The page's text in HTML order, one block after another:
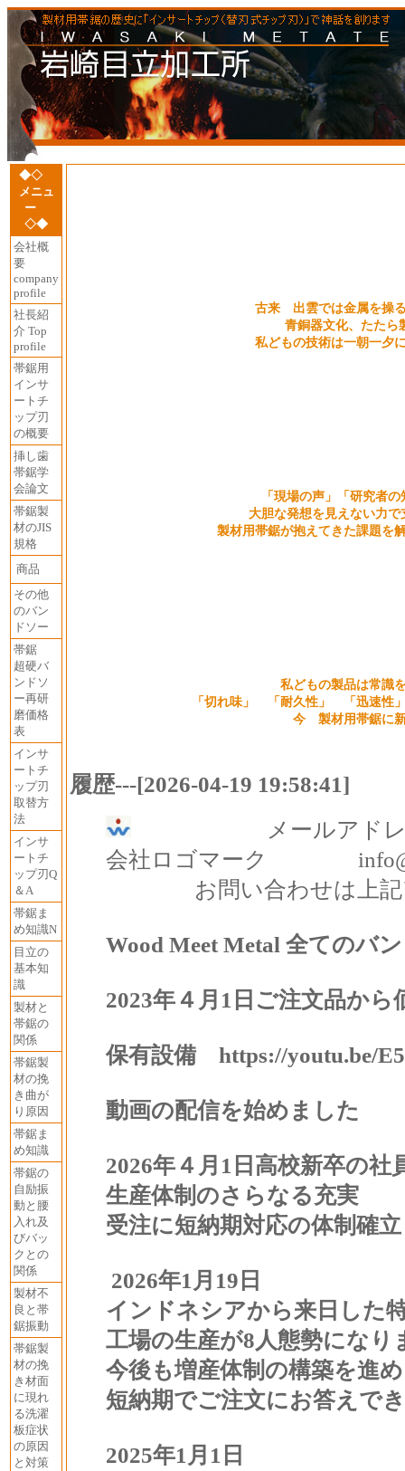
◆◇
メニュ
ー
◇◆
会社概
要
company
profile
社長紹
介 Top
profile
帯鋸用
インサ
ートチ
ップ刃
の概要
挿し歯
帯鋸学
会論文
帯鋸製
材のJIS
規格
商品
その他
のバン
ドソー
帯鋸
超硬バ
ンドソ
ー再研
磨価格
表
インサ
ートチ
ップ刃
取替方
法
インサ
ートチ
ップ刃Q
＆A
帯鋸ま
め知識N
目立の
基本知
識
製材と
帯鋸の
関係
帯鋸製
材の挽
き曲が
り原因
帯鋸ま
め知識
帯鋸の
自励振
動と腰
入れ及
びバッ
クとの
関係
製材不
良と帯
鋸振動
帯鋸製
材の挽
き材面
に現れ
る洗濯
板症状
の原因
と対策
古来 出雲では金属を操
青銅器文化、たたら
私どもの技術は一朝一夕
「現場の声」「研究者
大胆な発想を見えない力
製材用帯鋸が抱えてきた課題を
私どもの製品は常識
「切れ味」 「耐久性」 「迅速性
今 製材用帯鋸に
履歴---[2026-04-19 19:58:41]
メールアドレ
会社ロゴマーク
お問い合わせは上記ア
Wood Meet Metal 全てのバ
2023年４月1日ご注文品か
保有設備 https://youtu.be/
動画の配信を始めました
2026年４月1日高校新卒の社
生産体制のさらなる充実
受注に短納期対応の体制確立
2026年1月19日
インドネシアから来日した
工場の生産が8人態勢になり
今後も増産体制の構築を進
短納期でご注文にお答えで
2025年1月1日